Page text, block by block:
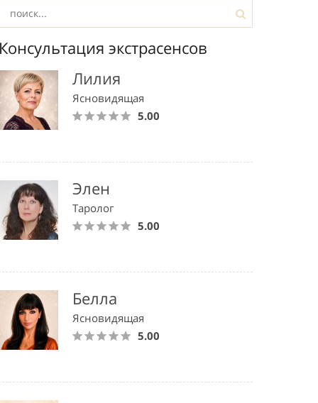
экстрасенсов
Лилия
Ясновидящая
5.00
Элен
Таролог
5.00
Белла
Ясновидящая
5.00